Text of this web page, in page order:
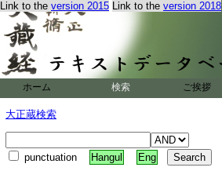
Link to the version 2015 Link to the version 2018
ホーム 検索 ご挨拶
大正蔵検索
punctuation Hangul Eng